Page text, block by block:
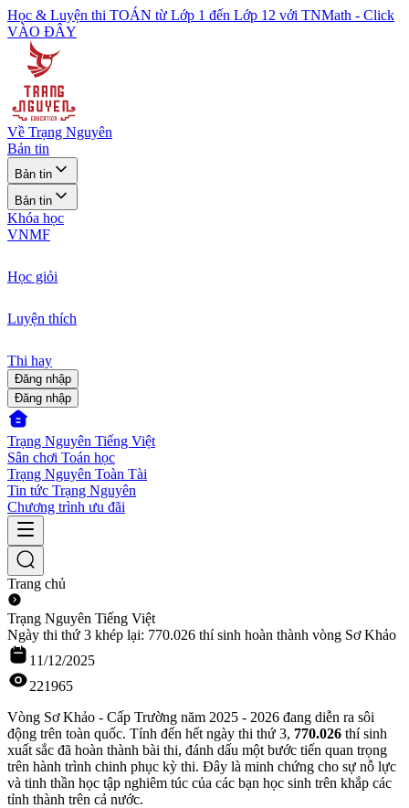
Học & Luyện thi TOÁN từ Lớp 1 đến Lớp 12 với TNMath - Click
VÀO ĐÂY
Về Trạng Nguyên
Bản tin
Bản tin
Bản tin
Khóa học
VNMF
Học giỏi
Luyện thích
Thi hay
Đăng nhập
Đăng nhập
Trạng Nguyên Tiếng Việt
Sân chơi Toán học
Trạng Nguyên Toàn Tài
Tin tức Trạng Nguyên
Chương trình ưu đãi
Trang chủ
Trạng Nguyên Tiếng Việt
Ngày thi thứ 3 khép lại: 770.026 thí sinh hoàn thành vòng Sơ Khảo
11/12/2025
221965
Vòng Sơ Khảo - Cấp Trường năm 2025 - 2026 đang diễn ra sôi
động trên toàn quốc. Tính đến hết ngày thi thứ 3, 770.026 thí sinh
xuất sắc đã hoàn thành bài thi, đánh dấu một bước tiến quan trọng
trên hành trình chinh phục kỳ thi. Đây là minh chứng cho sự nỗ lực
và tinh thần học tập nghiêm túc của các bạn học sinh trên khắp các
tỉnh thành trên cả nước.